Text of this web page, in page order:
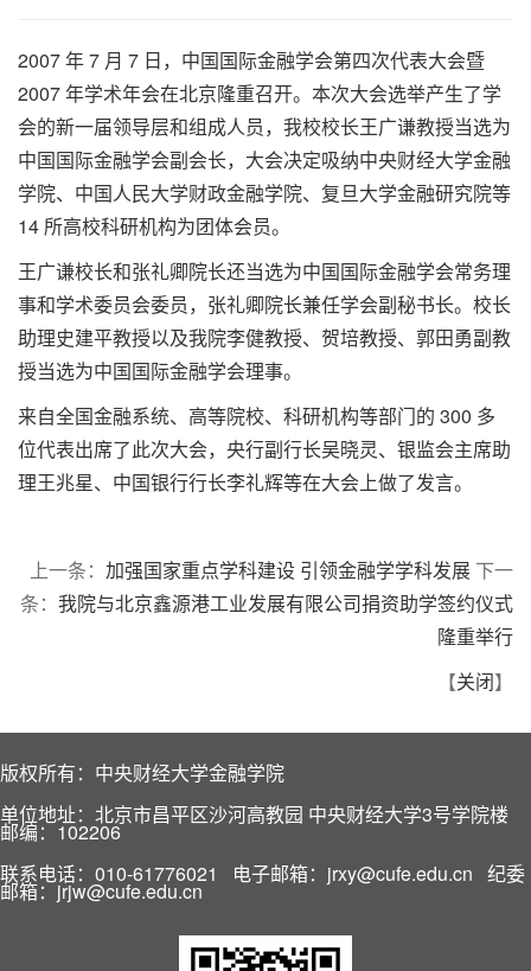
2007 年 7 月 7 日，中国国际金融学会第四次代表大会暨
2007 年学术年会在北京隆重召开。本次大会选举产生了学
会的新一届领导层和组成人员，我校校长王广谦教授当选为
中国国际金融学会副会长，大会决定吸纳中央财经大学金融
学院、中国人民大学财政金融学院、复旦大学金融研究院等
14 所高校科研机构为团体会员。
王广谦校长和张礼卿院长还当选为中国国际金融学会常务理
事和学术委员会委员，张礼卿院长兼任学会副秘书长。校长
助理史建平教授以及我院李健教授、贺培教授、郭田勇副教
授当选为中国国际金融学会理事。
来自全国金融系统、高等院校、科研机构等部门的 300 多
位代表出席了此次大会，央行副行长吴晓灵、银监会主席助
理王兆星、中国银行行长李礼辉等在大会上做了发言。
上一条： 加强国家重点学科建设 引领金融学学科发展 下一
条： 我院与北京鑫源港工业发展有限公司捐资助学签约仪式
隆重举行
【关闭】
版权所有：中央财经大学金融学院
单位地址：北京市昌平区沙河高教园 中央财经大学3号学院楼
邮编：102206
联系电话：010-61776021 电子邮箱：jrxy@cufe.edu.cn 纪委
邮箱：jrjw@cufe.edu.cn